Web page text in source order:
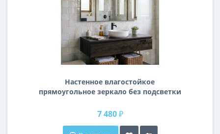
Настенное влагостойкое
прямоугольное зеркало без подсветки
7 480 ₽